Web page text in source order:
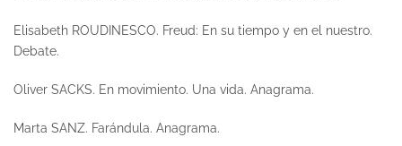
Elisabeth ROUDINESCO. Freud: En su tiempo y en el nuestro.
Debate.
Oliver SACKS. En movimiento. Una vida. Anagrama.
Marta SANZ. Farándula. Anagrama.